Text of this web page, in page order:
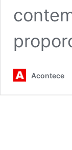
Acontece